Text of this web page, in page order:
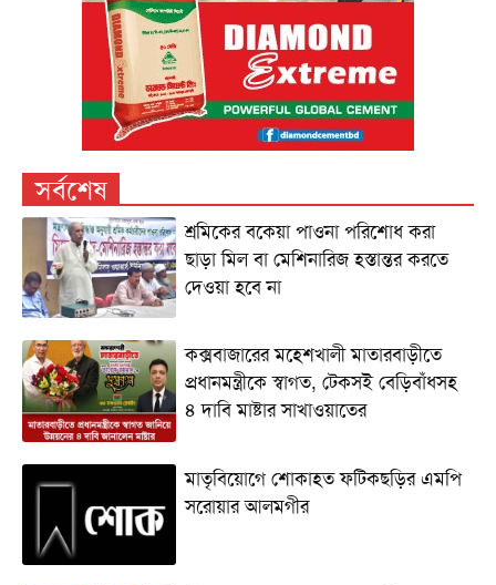
সর্বশেষ
শ্রমিকের বকেয়া পাওনা পরিশোধ করা
ছাড়া মিল বা মেশিনারিজ হস্তান্তর করতে
দেওয়া হবে না
কক্সবাজারের মহেশখালী মাতারবাড়ীতে
প্রধানমন্ত্রীকে স্বাগত, টেকসই বেড়িবাঁধসহ
৪ দাবি মাষ্টার সাখাওয়াতের
মাতৃবিয়োগে শোকাহত ফটিকছড়ির এমপি
সরোয়ার আলমগীর